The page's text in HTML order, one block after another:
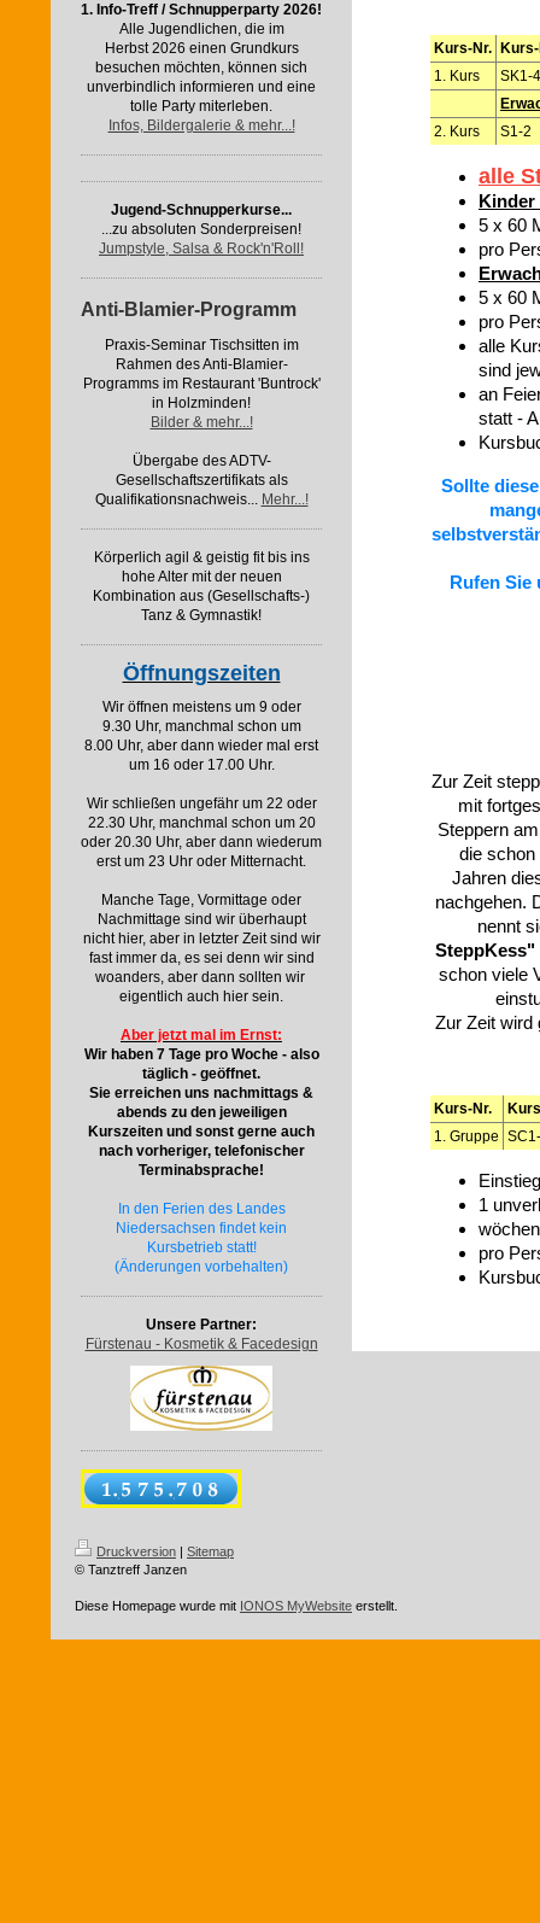
1. Info-Treff / Schnupperparty 2026!
Alle Jugendlichen, die im
Herbst 2026 einen Grundkurs
besuchen möchten, können sich
unverbindlich informieren und eine
tolle Party miterleben.
Infos, Bildergalerie & mehr...!
Jugend-Schnupperkurse...
...zu absoluten Sonderpreisen!
Jumpstyle, Salsa & Rock'n'Roll!
Anti-Blamier-Programm
Praxis-Seminar Tischsitten im
Rahmen des Anti-Blamier-
Programms im Restaurant 'Buntrock'
in Holzminden!
Bilder & mehr...!
Übergabe des ADTV-
Gesellschaftszertifikats als
Qualifikationsnachweis... Mehr...!
Körperlich agil & geistig fit bis ins
hohe Alter mit der neuen
Kombination aus (Gesellschafts-)
Tanz & Gymnastik!
Öffnungszeiten
Wir öffnen meistens um 9 oder
9.30 Uhr, manchmal schon um
8.00 Uhr, aber dann wieder mal erst
um 16 oder 17.00 Uhr.
Wir schließen ungefähr um 22 oder
22.30 Uhr, manchmal schon um 20
oder 20.30 Uhr, aber dann wiederum
erst um 23 Uhr oder Mitternacht.
Manche Tage, Vormittage oder
Nachmittage sind wir überhaupt
nicht hier, aber in letzter Zeit sind wir
fast immer da, es sei denn wir sind
woanders, aber dann sollten wir
eigentlich auch hier sein.
Aber jetzt mal im Ernst:
Wir haben 7 Tage pro Woche - also
täglich - geöffnet.
Sie erreichen uns nachmittags &
abends zu den jeweiligen
Kurszeiten und sonst gerne auch
nach vorheriger, telefonischer
Terminabsprache!
In den Ferien des Landes
Niedersachsen findet kein
Kursbetrieb statt!
(Änderungen vorbehalten)
Unsere Partner:
Fürstenau - Kosmetik & Facedesign
Kurs-Nr.
1. Kurs
SK1-
2. Kurs
S1-2
alle
Kinder
5 x 60
pro
5 x 60
pro
alle
sind
an
statt -
Sollte
Rufen Sie
Zur Zeit
mit
Steppern
die schon
Jahren
nachgehen.
nennt
SteppKess"
schon viele
Zur Zeit wird
Kurs-Nr.
1. Gruppe
1
pro
Druckversion
Sitemap
© Tanztreff Janzen
Diese Homepage wurde mit IONOS MyWebsite erstellt.